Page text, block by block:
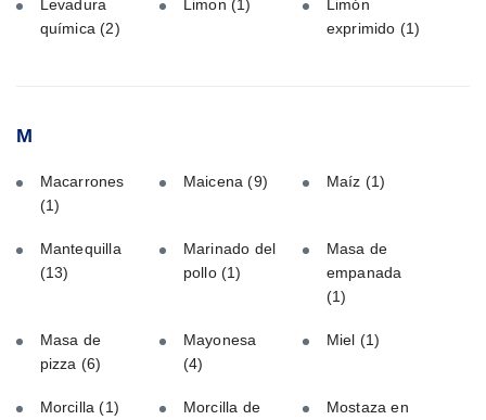
Levadura
química(2)
Limon (1)
Limón
exprimido (1)
M
Macarrones
(1)
Maicena(9) Maíz (1)
Mantequilla
(13)
Marinado del
pollo (1)
Masa de
empanada
(1)
Masa de
pizza (6)
Mayonesa
(4)
Miel (1)
Morcilla(1)
Morcilla de
Mostaza en